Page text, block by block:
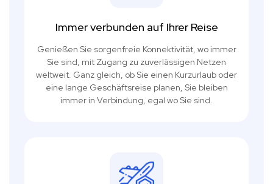
Immer verbunden auf Ihrer Reise
Genießen Sie sorgenfreie Konnektivität, wo immer
Sie sind, mit Zugang zu zuverlässigen Netzen
weltweit. Ganz gleich, ob Sie einen Kurzurlaub oder
eine lange Geschäftsreise planen, Sie bleiben
immer in Verbindung, egal wo Sie sind.